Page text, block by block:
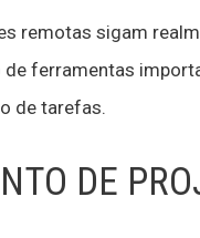
remotas sigam
ferramentas
de tarefas.
DE